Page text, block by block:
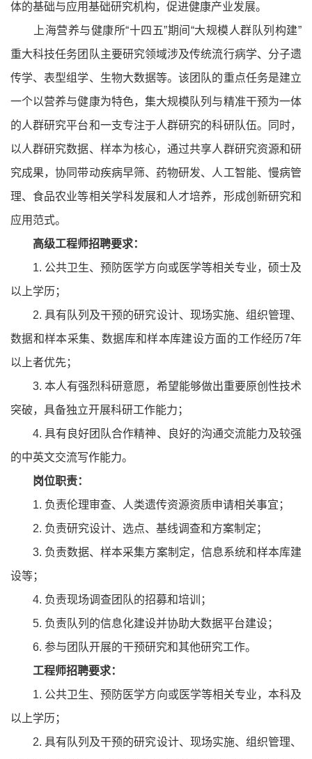
体的基础与应用基础研究机构，促进健康产业发展。
上海营养与健康所“十四五”期间“大规模人群队列构建”
重大科技任务团队主要研究领域涉及传统流行病学、分子遗
传学、表型组学、生物大数据等。该团队的重点任务是建立
一个以营养与健康为特色，集大规模队列与精准干预为一体
的人群研究平台和一支专注于人群研究的科研队伍。同时，
以人群研究数据、样本为核心，通过共享人群研究资源和研
究成果，协同带动疾病早筛、药物研发、人工智能、慢病管
理、食品农业等相关学科发展和人才培养，形成创新研究和
应用范式。
高级工程师招聘要求：
1. 公共卫生、预防医学方向或医学等相关专业，硕士及
以上学历；
2. 具有队列及干预的研究设计、现场实施、组织管理、
数据和样本采集、数据库和样本库建设方面的工作经历7年
以上者优先；
3. 本人有强烈科研意愿，希望能够做出重要原创性技术
突破，具备独立开展科研工作能力；
4. 具有良好团队合作精神、良好的沟通交流能力及较强
的中英文交流写作能力。
岗位职责：
1. 负责伦理审查、人类遗传资源资质申请相关事宜；
2. 负责研究设计、选点、基线调查和方案制定；
3. 负责数据、样本采集方案制定，信息系统和样本库建
设等；
4. 负责现场调查团队的招募和培训；
5. 负责队列的信息化建设并协助大数据平台建设；
6. 参与团队开展的干预研究和其他研究工作。
工程师招聘要求：
1. 公共卫生、预防医学方向或医学等相关专业，本科及
以上学历；
2. 具有队列及干预的研究设计、现场实施、组织管理、